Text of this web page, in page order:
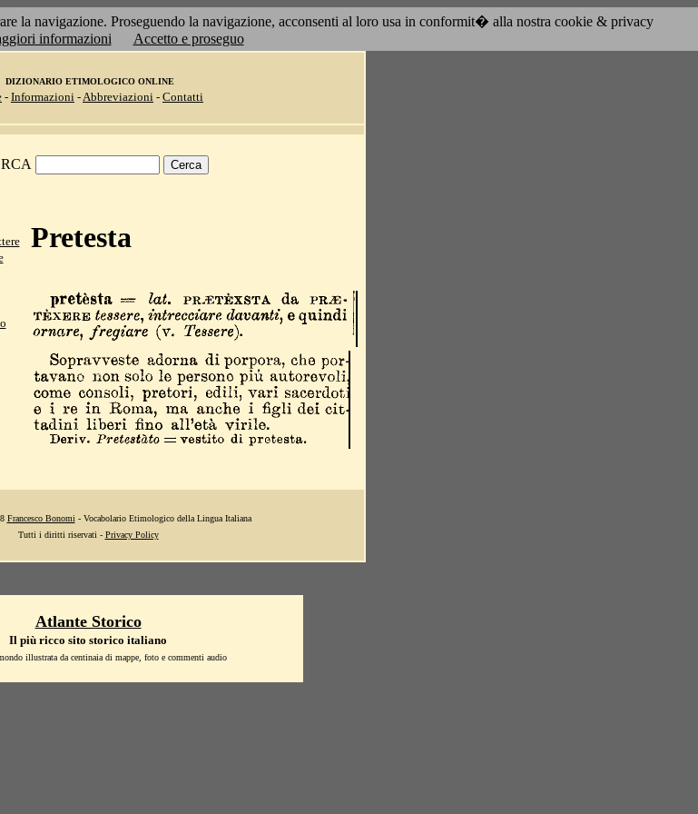
la navigazione. Proseguendo la navigazione, acconsenti al loro usa in conformit� alla nostra cookie & privacy
informazioni Accetto e proseguo
DIZIONARIO ETIMOLOGICO ONLINE
- Informazioni -Abbreviazioni - Contatti
Pretesta
Francesco Bonomi - Vocabolario Etimologico della Lingua Italiana
Tutti i diritti riservati - Privacy Policy
Atlante Storico
Il più ricco sito storico italiano
illustrata da centinaia di mappe, foto e commenti audio